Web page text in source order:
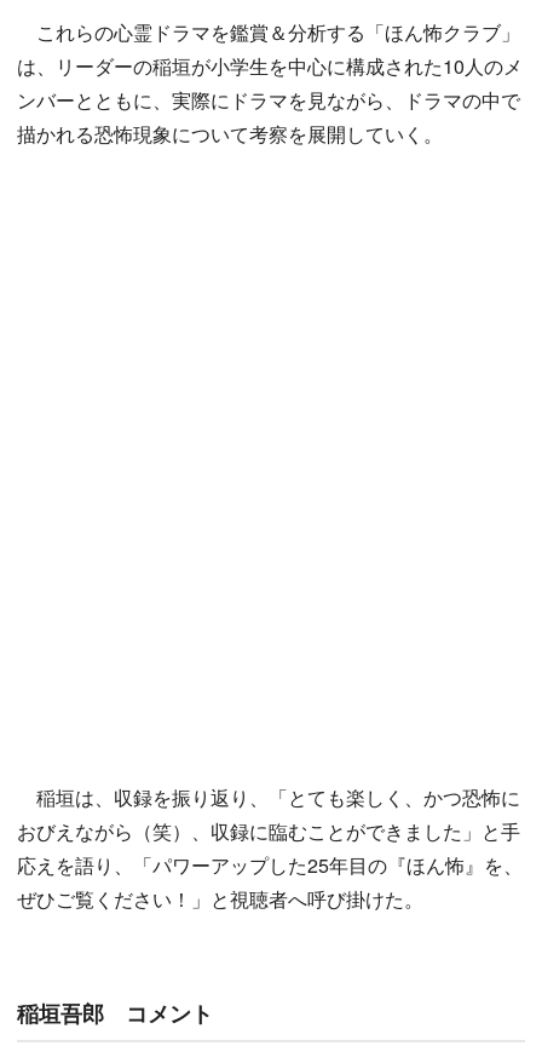
これらの心霊ドラマを鑑賞＆分析する「ほん怖クラブ」
は、リーダーの稲垣が小学生を中心に構成された10人のメ
ンバーとともに、実際にドラマを見ながら、ドラマの中で
描かれる恐怖現象について考察を展開していく。
稲垣は、収録を振り返り、「とても楽しく、かつ恐怖に
おびえながら（笑）、収録に臨むことができました」と手
応えを語り、「パワーアップした25年目の『ほん怖』を、
ぜひご覧ください！」と視聴者へ呼び掛けた。
稲垣吾郎 コメント